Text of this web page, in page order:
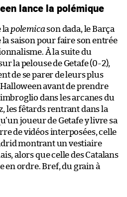
lance la polémique
la polemica son dada, le Barça
la saison pour faire son entrée
À la suite du
la pelouse de Getafe (0-2),
de se parer de leurs plus
avant de prendre
dans les arcanes du
les fêtards rentrant dans la
joueur de Getafe y livre sa
de vidéos interposées, celle
montrant un vestiaire
alors que celle des Catalans
en ordre. Bref, du grain à